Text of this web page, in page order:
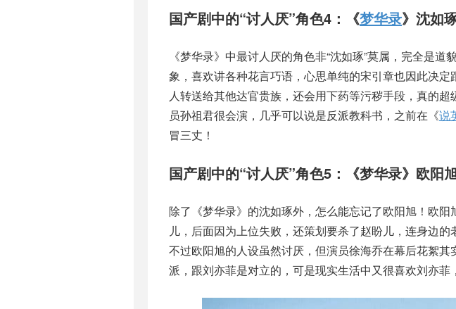
国产剧中的“讨人厌”角色4：《梦华录》沈如
《梦华录》中最讨人厌的角色非“沈如琢”莫属，完全是
象，喜欢讲各种花言巧语，心思单纯的宋引章也因此决
人转送给其他达官贵族，还会用下药等污秽手段，真的
员孙祖君很会演，几乎可以说是反派教科书，之前在《说
冒三丈！
国产剧中的“讨人厌”角色5：《梦华录》欧阳
除了《梦华录》的沈如琢外，怎么能忘记了欧阳旭！欧
儿，后面因为上位失败，还策划要杀了赵盼儿，连身边
不过欧阳旭的人设虽然讨厌，但演员徐海乔在幕后花絮
派，跟刘亦菲是对立的，可是现实生活中又很喜欢刘亦菲